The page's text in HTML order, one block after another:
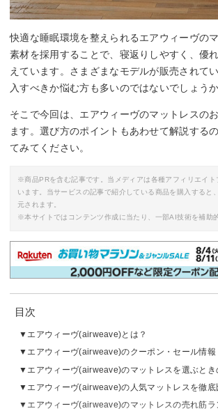
快適な睡眠環境を整えられるエアウィーヴの
素材を採用することで、寝返りしやすく、優
えています。さまざまなモデルが販売されて
入すべきか悩む方も多いのではないでしょうか
そこで今回は、エアウィーヴのマットレスの
ます。選び方のポイントもあわせて解説する
てみてください。
※商品PRを含む記事です。当メディアは各種アフィリエイト
います。当サービスの記事で紹介している商品を購入すると
元されます。
※本サイトではコンテンツ作成に当たり、一部AI技術を補助
目次
エアウィーヴ(airweave)とは？
エアウィーヴ(airweave)のクーポン・セール情報
エアウィーヴ(airweave)のマットレスを選ぶとき
エアウィーヴ(airweave)の人気マットレスを徹底
エアウィーヴ(airweave)のマットレスの売れ筋ラ